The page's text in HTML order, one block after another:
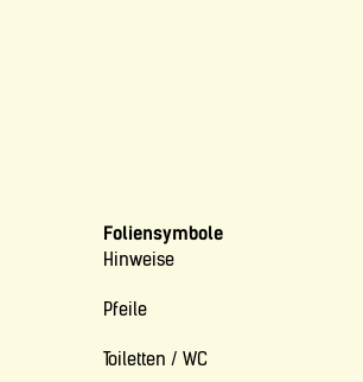
Foliensymbole
Hinweise
Pfeile
Toiletten / WC